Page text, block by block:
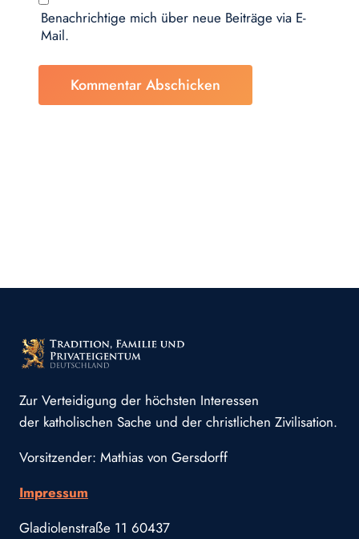
Benachrichtige mich über neue Beiträge via E-
Mail.
Zur Verteidigung der höchsten Interessen
der katholischen Sache und der christlichen Zivilisation.
Vorsitzender: Mathias von Gersdorff
Impressum
Gladiolenstraße 11 60437